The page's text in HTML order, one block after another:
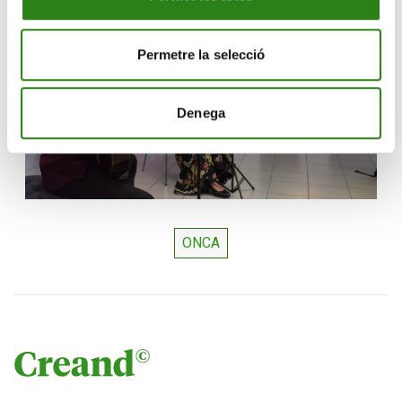
Permetre la selecció
Denega
ONCA